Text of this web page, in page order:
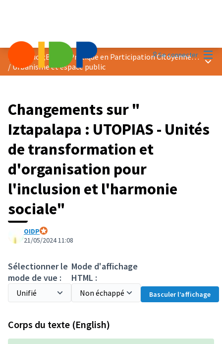
Se connecter
Prix &quot;Bonne Pratique en Participation Citoyenne&quot; 2024
/Urbanisme et espace public
Changements sur "
Iztapalapa : UTOPIAS - Unités
de transformation et
d'organisation pour
l'inclusion et l'harmonie
sociale"
OIDP
Participant officiel
21/05/2024 11:08
Sélectionner le
mode de vue :
Mode d'affichage
HTML :
Basculer l’affichage
Corps du texte (English)